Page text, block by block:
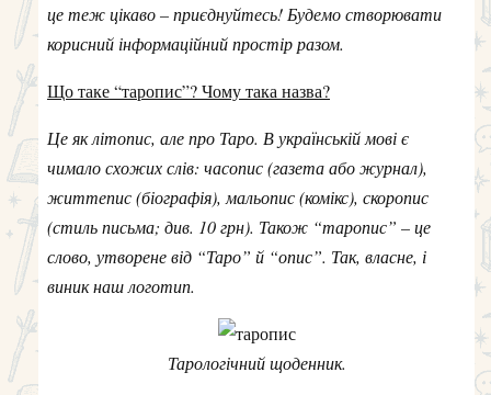
це теж цікаво – приєднуйтесь! Будемо створювати
корисний інформаційний простір разом.
Що таке “таропис”? Чому така назва?
Це як літопис, але про Таро. В українській мові є
чимало схожих слів: часопис (газета або журнал),
життепис (біографія), мальопис (комікс), скоропис
(стиль письма; див. 10 грн). Також “таропис” – це
слово, утворене від “Таро” й “опис”. Так, власне, і
виник наш логотип.
Тарологічний щоденник.